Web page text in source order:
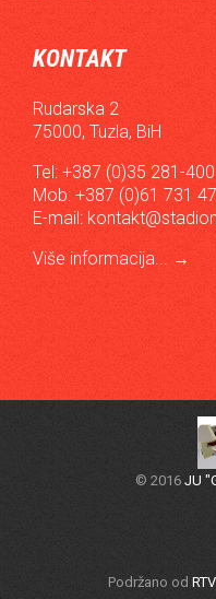
KONTAKT
Rudarska 2
75000, Tuzla, BiH
Tel: +387 (0)35 281-400
Mob: +387 (0)61 731
E-mail:
Više informacija... →
© 2016 JU
Podržano od